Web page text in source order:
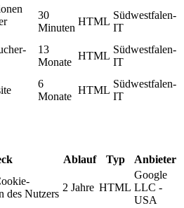
30
Minuten
HTML
Südwestfalen-
IT
13
Monate
HTML
Südwestfalen-
IT
6
Monate
HTML
Südwestfalen-
IT
Ablauf Typ Anbieter
des Nutzers
2 Jahre HTML
Google
LLC -
USA